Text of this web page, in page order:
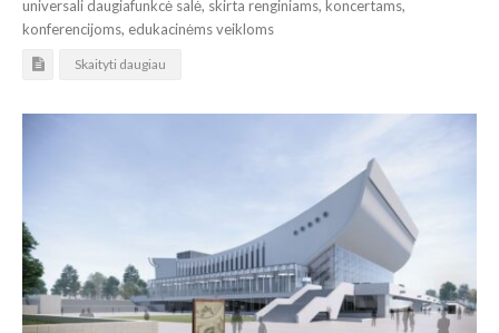
universali daugiafunkcė salė, skirta renginiams, koncertams,
konferencijoms, edukacinėms veikloms
Skaityti daugiau